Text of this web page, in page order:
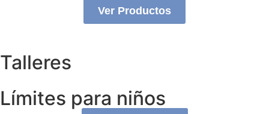
Ver Productos
Talleres
Límites para niños